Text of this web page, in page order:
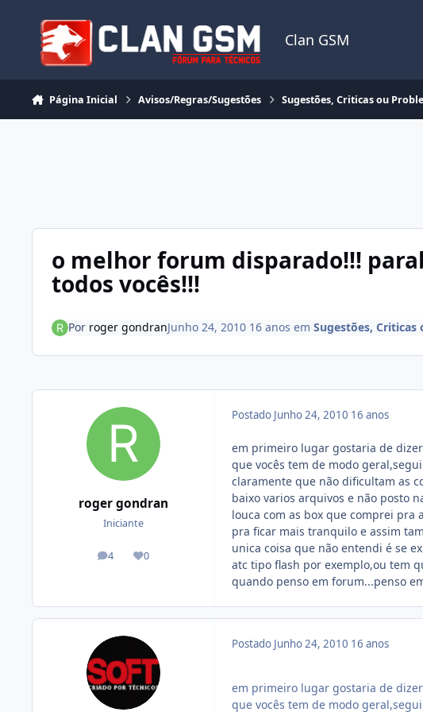
Clan GSM
Página Inicial Avisos/Regras/Sugestões Sugestões, Criticas ou
o melhor forum disparado!!!
todos vocês!!!
Por roger gondranJunho 24, 2010 16 anos em Sugestões,
roger gondran
Iniciante
4
posts 0
Reputação
Postado Junho 24, 2010 16 anos
em primeiro lugar gostaria de
que vocês tem de modo
claramente que não dificultam as
baixo varios arquivos e não posto
louca com as box que comprei
pra ficar mais tranquilo e assim
unica coisa que não entendi é se
atc tipo flash por exemplo,ou tem
quando penso em forum...penso
Postado Junho 24, 2010 16 anos
em primeiro lugar gostaria de
que vocês tem de modo